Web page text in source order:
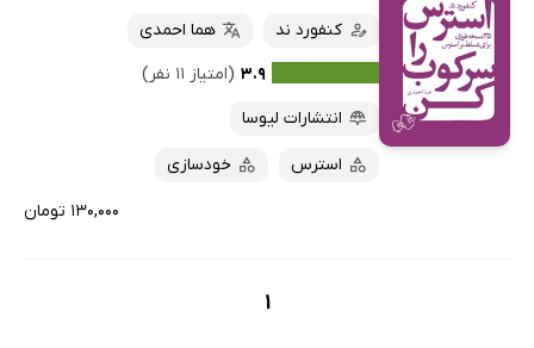
داغ‌ترین‌ها
پرفروش‌ها
ارزان ترین‌ها
کتاب‌های صوتی
کتاب‌های متنی
کنفورد ند
هما احمدی
۳.۹ (امتیاز ۱۱ نفر)
انتشارات لیوسا
استرس خودسازی
۱۳۰,۰۰۰ تومان
1